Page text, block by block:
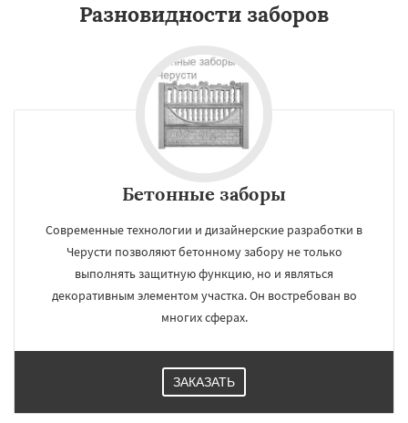
Разновидности заборов
Бетонные заборы
Современные технологии и дизайнерские разработки в
Черусти позволяют бетонному забору не только
выполнять защитную функцию, но и являться
декоративным элементом участка. Он востребован во
многих сферах.
ЗАКАЗАТЬ